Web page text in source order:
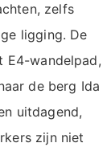
zelfs
ligging. De
E4-wandelpad,
de berg Ida
uitdagend,
zijn niet